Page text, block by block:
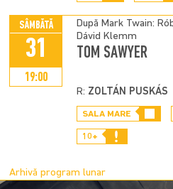
SÂMBĂTĂ
31
19:00
După Mark Twain:
Dávid Klemm
TOM SAWYER
R: ZOLTÁN PUSKÁS
SALA MARE
10+
Arhivă program lunar